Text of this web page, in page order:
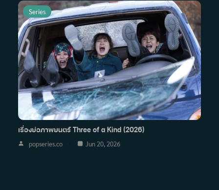
Series
เรื่องย่อภาพยนตร์ Three of a Kind (2026)
popseries.co Jun 20, 2026